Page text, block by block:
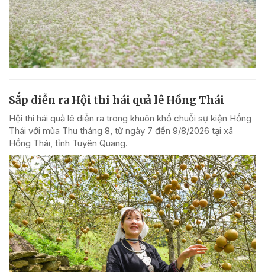
Sắp diễn ra Hội thi hái quả lê Hồng Thái
Hội thi hái quả lê diễn ra trong khuôn khổ chuỗi sự kiện Hồng
Thái với mùa Thu tháng 8, từ ngày 7 đến 9/8/2026 tại xã
Hồng Thái, tỉnh Tuyên Quang.